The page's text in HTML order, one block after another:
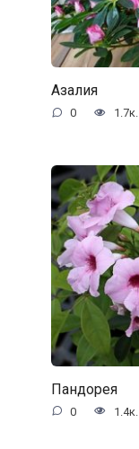
Азалия
0 1.7к.
Пандорея
0 1.4к.